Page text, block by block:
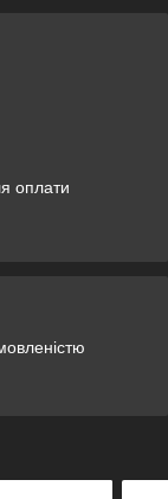
оплати